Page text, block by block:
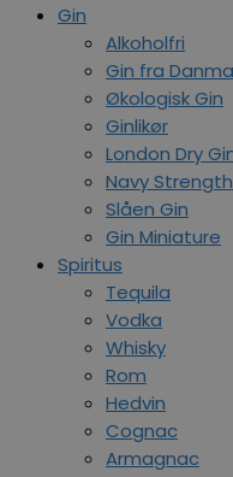
Gin
Alkoholfri
Gin fra
Økologisk Gin
Ginlikør
London Dry
Navy Strength
Slåen Gin
Gin Miniature
Spiritus
Tequila
Vodka
Whisky
Rom
Hedvin
Cognac
Armagnac